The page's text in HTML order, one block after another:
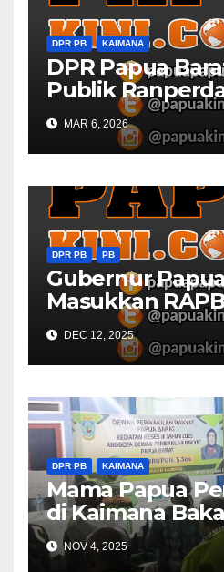
DPR PB KAIMANA
DPR Papua
Publik
Perlindungan
Keagamaan di
MAR 6, 2026
DPR PB PB
Gubernur
Masukkan
DPRDEC 12, 2025
DPR PB KAIMANA
Mama Papua
di Kaimana
Bantuan 5 Juta
NOV 4, 2025